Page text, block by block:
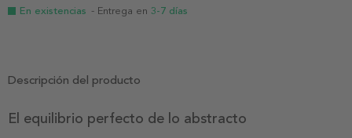
En existencias - Entrega en 3-7 días
Descripción del producto
El equilibrio perfecto de lo abstracto